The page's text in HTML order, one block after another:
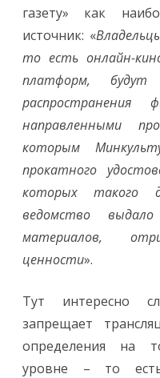
газету» как
источник: «
то есть онлайн-
платформ, будут
распространения
направленными
которым
прокатного
которых такого
ведомство
материалов,
ценности».
Тут интересно
запрещает
определения на
уровне – то